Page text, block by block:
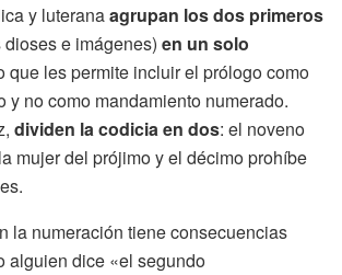
y luteranaagrupan los dos primeros
dioses e imágenes) en un solo
que les permite incluir el prólogo como
y no como mandamiento numerado.
dividen la codicia en dos: el noveno
mujer del prójimo y el décimo prohíbe
la numeración tiene consecuencias
alguien dice «el segundo